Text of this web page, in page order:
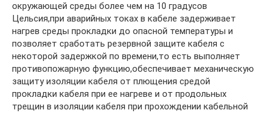
окружающей среды более чем на 10 градусов
Цельсия,при аварийных токах в кабеле задерживает
нагрев среды прокладки до опасной температуры и
позволяет сработать резервной защите кабеля с
некоторой задержкой по времени,то есть выполняет
противопожарную функцию,обеспечивает механическую
защиту изоляции кабеля от плющения средой
прокладки кабеля при ее нагреве и от продольных
трещин в изоляции кабеля при прохождении кабельной